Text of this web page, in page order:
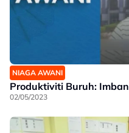
NIAGA AWANI
Produktiviti Buruh:
02/05/2023